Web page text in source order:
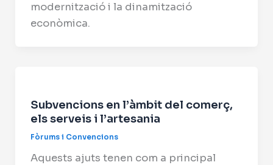
modernització i la dinamització
econòmica.
Subvencions en l’àmbit del comerç,
els serveis i l’artesania
Fòrums i Convencions
Aquests ajuts tenen com a principal